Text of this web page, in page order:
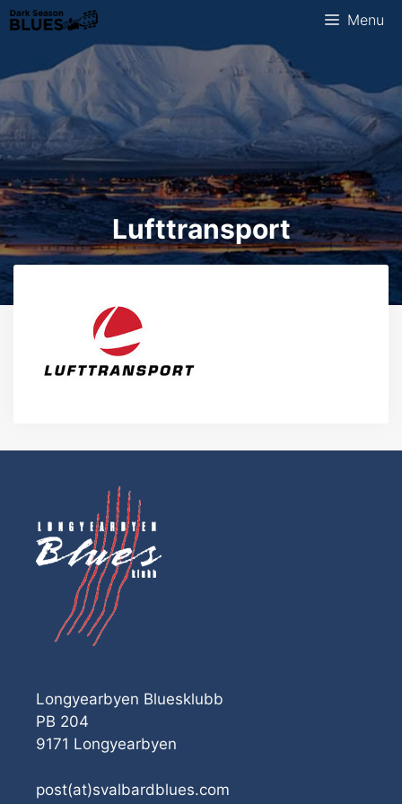
Skip
to
content
Menu
Lufttransport
Longyearbyen Bluesklubb
PB 204
9171 Longyearbyen
post(at)svalbardblues.com